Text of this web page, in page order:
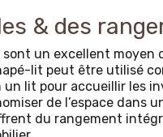
& des
un excellent moyen
lit peut être utilisé
lit pour accueillir les
de l’espace dans
du rangement